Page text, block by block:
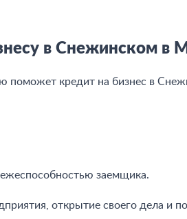
в Снежинском в
кредит на бизнес в
заемщика.
открытие своего дела и